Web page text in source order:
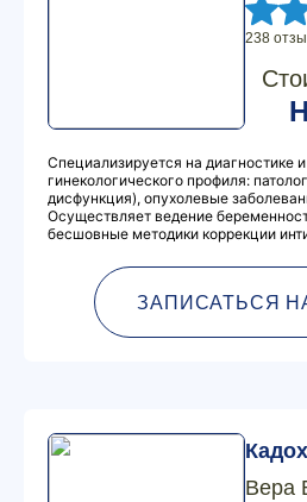
238
Специализируется на диагностике
гинекологического профиля:
дисфункция), опухолевые
Осуществляет ведение
бесшовные методики коррекции
ЗАПИСАТЬСЯ
Вера